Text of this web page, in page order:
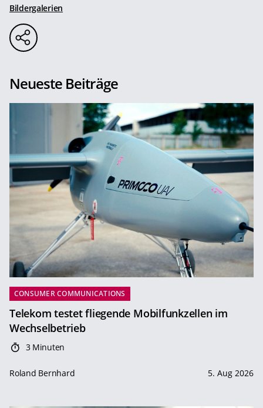
Bildergalerien
Neueste Beiträge
CONSUMER COMMUNICATIONS
Telekom testet fliegende Mobilfunkzellen im
Wechselbetrieb
3 Minuten
Roland Bernhard 5. Aug 2026